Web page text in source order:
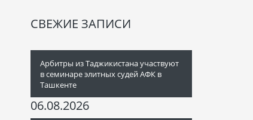
СВЕЖИЕ ЗАПИСИ
Арбитры из Таджикистана участвуют
в семинаре элитных судей АФК в
Ташкенте
06.08.2026